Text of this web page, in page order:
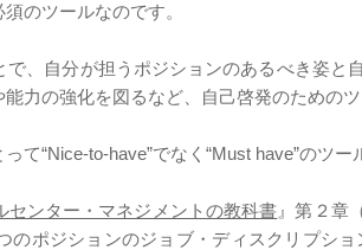
のツールなのです。
、自分が担うポジションのあるべき姿と
力の強化を図るなど、自己啓発のためのツ
“Nice-to-have”でなく“Must have”のツー
センター・マネジメントの教科書 』第２章
ポジションのジョブ・ディスクリプショ